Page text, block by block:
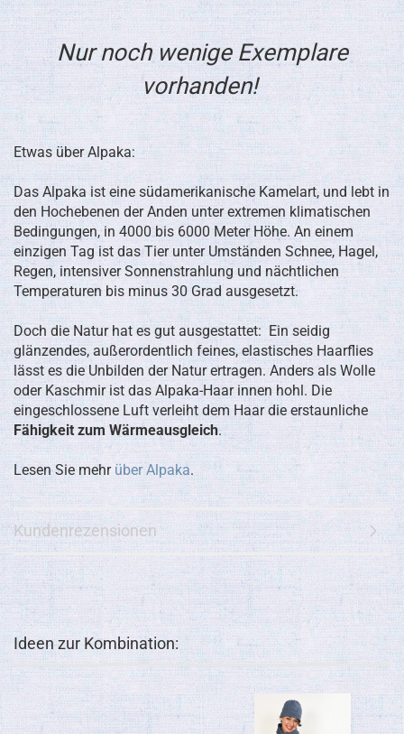
Nur noch wenige Exemplare
vorhanden!
Etwas über Alpaka:
Das Alpaka ist eine südamerikanische Kamelart, und lebt in
den Hochebenen der Anden unter extremen klimatischen
Bedingungen, in 4000 bis 6000 Meter Höhe. An einem
einzigen Tag ist das Tier unter Umständen Schnee, Hagel,
Regen, intensiver Sonnenstrahlung und nächtlichen
Temperaturen bis minus 30 Grad ausgesetzt.
Doch die Natur hat es gut ausgestattet: Ein seidig
glänzendes, außerordentlich feines, elastisches Haarflies
lässt es die Unbilden der Natur ertragen. Anders als Wolle
oder Kaschmir ist das Alpaka-Haar innen hohl. Die
eingeschlossene Luft verleiht dem Haar die erstaunliche
Fähigkeit zum Wärmeausgleich.
Lesen Sie mehr über Alpaka.
Kundenrezensionen
Ideen zur Kombination: